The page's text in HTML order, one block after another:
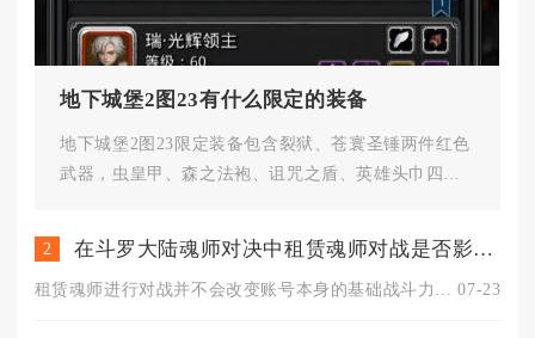
地下城堡2图23有什么限定的装备
地下城堡2图23限定装备包含裂狱、苍寰圣锤两件红色
武器，虫皇甲、森之法袍、诅咒之盾、英雄头巾四件
2 在斗罗大陆魂师对决中租赁魂师对战是否影响战斗力
租赁魂师进行对战并不会改变账号本身的基础战斗力面板，仅会临时... 07-23